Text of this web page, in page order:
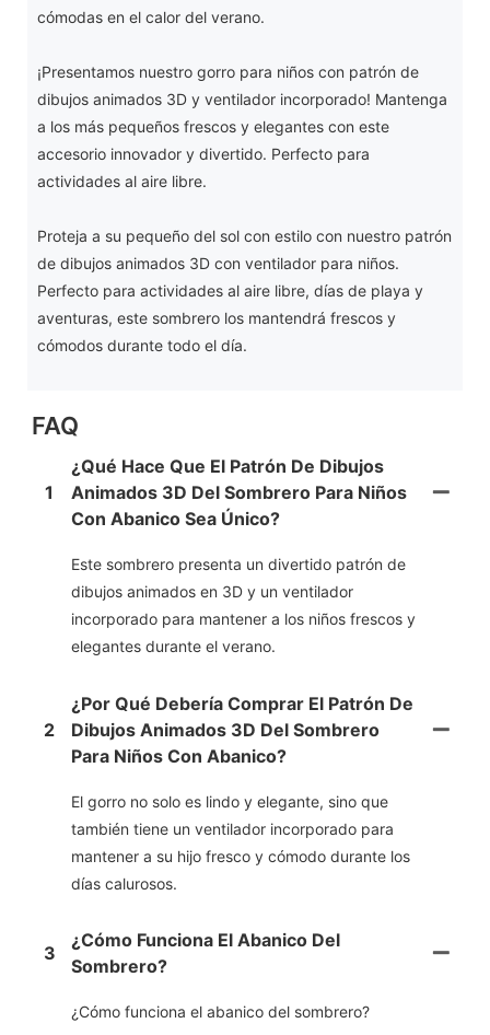
cómodas en el calor del verano.
¡Presentamos nuestro gorro para niños con patrón de
dibujos animados 3D y ventilador incorporado! Mantenga
a los más pequeños frescos y elegantes con este
accesorio innovador y divertido. Perfecto para
actividades al aire libre.
Proteja a su pequeño del sol con estilo con nuestro patrón
de dibujos animados 3D con ventilador para niños.
Perfecto para actividades al aire libre, días de playa y
aventuras, este sombrero los mantendrá frescos y
cómodos durante todo el día.
FAQ
1
¿Qué Hace Que El Patrón De Dibujos
Animados 3D Del Sombrero Para Niños
Con Abanico Sea Único?
Este sombrero presenta un divertido patrón de
dibujos animados en 3D y un ventilador
incorporado para mantener a los niños frescos y
elegantes durante el verano.
2
¿Por Qué Debería Comprar El Patrón De
Dibujos Animados 3D Del Sombrero
Para Niños Con Abanico?
El gorro no solo es lindo y elegante, sino que
también tiene un ventilador incorporado para
mantener a su hijo fresco y cómodo durante los
días calurosos.
3
¿Cómo Funciona El Abanico Del
Sombrero?
¿Cómo funciona el abanico del sombrero?